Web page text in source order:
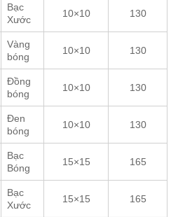
Bạc
Xước
10×10 130
Vàng
bóng
10×10 130
Đồng
bóng
10×10 130
Đen
bóng
10×10 130
Bạc
Bóng
15×15 165
Bạc
Xước
15×15 165